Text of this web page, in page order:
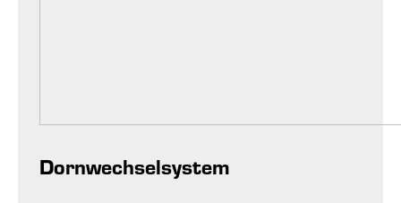
Dornwechselsystem